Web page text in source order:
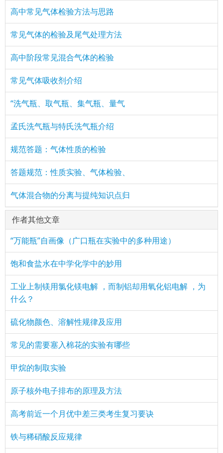
高中常见气体检验方法与思路
常见气体的检验及尾气处理方法
高中阶段常见混合气体的检验
常见气体吸收剂介绍
“洗气瓶、取气瓶、集气瓶、量气
孟氏洗气瓶与特氏洗气瓶介绍
规范答题：气体性质的检验
答题规范：性质实验、气体检验、
气体混合物的分离与提纯知识点归
作者其他文章
“万能瓶”自画像（广口瓶在实验中的多种用途）
饱和食盐水在中学化学中的妙用
工业上制镁用氯化镁电解 ，而制铝却用氧化铝电解 ，为
什么？
硫化物颜色、溶解性规律及应用
常见的需要塞入棉花的实验有哪些
甲烷的制取实验
原子核外电子排布的原理及方法
高考前近一个月优中差三类考生复习要诀
铁与稀硝酸反应规律